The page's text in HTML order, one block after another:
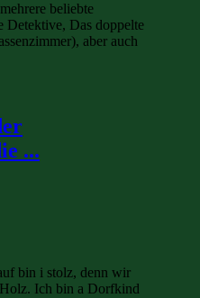
beliebte
Detektive, Das doppelte
aber auch
...
bin i stolz, denn wir
Ich bin a Dorfkind